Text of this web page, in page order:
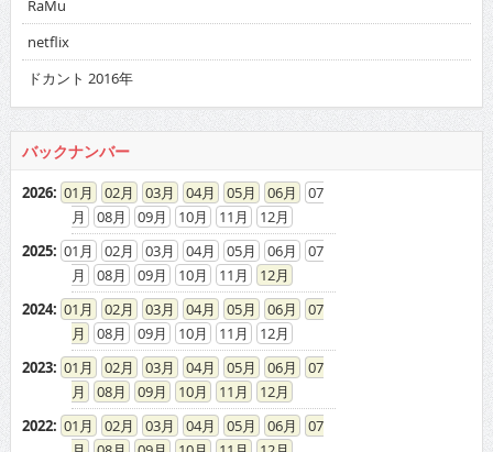
2023:01
2022: 01 02 03 04 05 06
07
2021: 01 03 05 06
07
08
2020: 01 02 03 04 05 06
07
08
09 10 11
12
2019: 01 02 03 04 05 06
07
08
09 10 11
12
2018
01 02 03 04 05 06
07
08
09 10 11
12
2017: 01 02 03 04 05 06
07
08
09 10 11
12
2016: 01 02 03 04 05 06
07
08
09 10 11
12